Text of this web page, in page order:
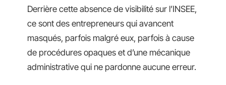
Derrière cette absence de visibilité sur l’INSEE,
ce sont des entrepreneurs qui avancent
masqués, parfois malgré eux, parfois à cause
de procédures opaques et d’une mécanique
administrative qui ne pardonne aucune erreur.